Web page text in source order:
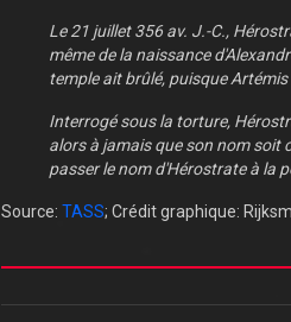
Le 21 juillet 356 av. J.-C.,
même de la naissance
temple ait brûlé, puisque
Interrogé sous la torture,
alors à jamais que son nom soit
passer le nom d'Hérostrate à la
Source: TASS; Crédit graphique: